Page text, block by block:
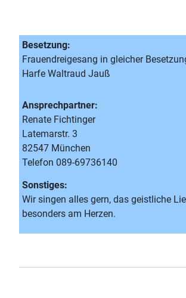
Besetzung:
Frauendreigesang in gleicher
Harfe Waltraud Jauß
Ansprechpartner:
Renate Fichtinger
Latemarstr. 3
82547 München
Telefon 089-69736140
Sonstiges:
Wir singen alles gern, das geistliche
besonders am Herzen.